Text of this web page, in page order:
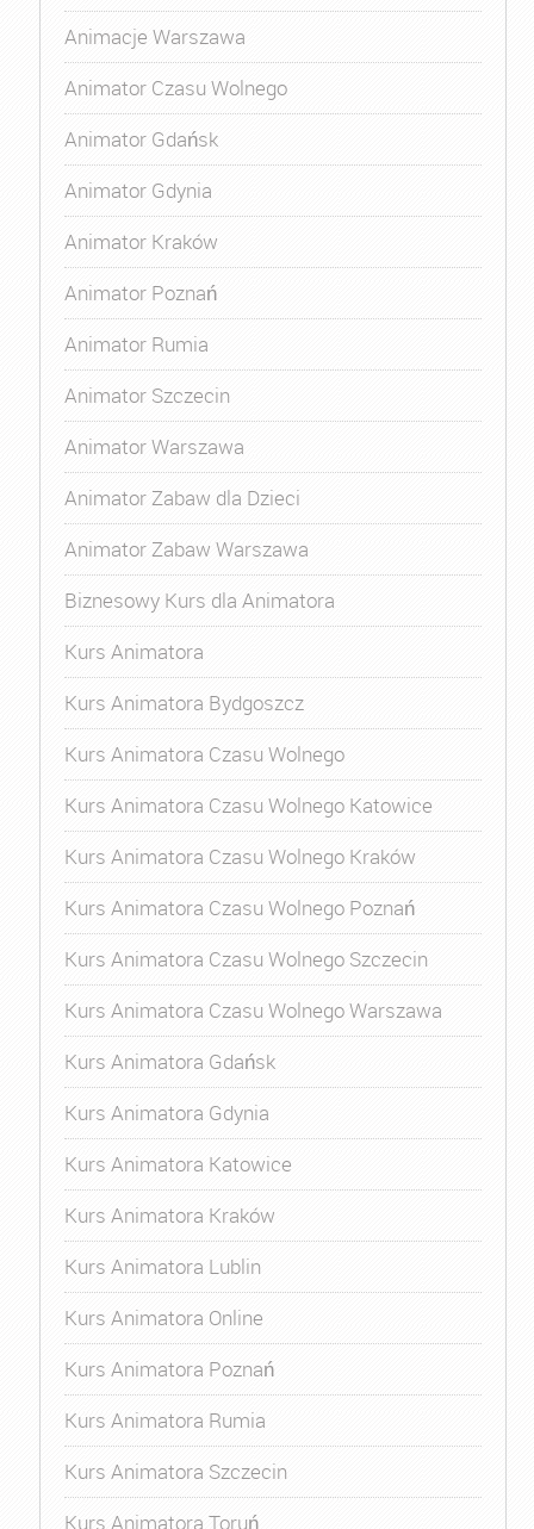
Animacje Warszawa
Animator Czasu Wolnego
Animator Gdańsk
Animator Gdynia
Animator Kraków
Animator Poznań
Animator Rumia
Animator Szczecin
Animator Warszawa
Animator Zabaw dla Dzieci
Animator Zabaw Warszawa
Biznesowy Kurs dla Animatora
Kurs Animatora
Kurs Animatora Bydgoszcz
Kurs Animatora Czasu Wolnego
Kurs Animatora Czasu Wolnego Katowice
Kurs Animatora Czasu Wolnego Kraków
Kurs Animatora Czasu Wolnego Poznań
Kurs Animatora Czasu Wolnego Szczecin
Kurs Animatora Czasu Wolnego Warszawa
Kurs Animatora Gdańsk
Kurs Animatora Gdynia
Kurs Animatora Katowice
Kurs Animatora Kraków
Kurs Animatora Lublin
Kurs Animatora Online
Kurs Animatora Poznań
Kurs Animatora Rumia
Kurs Animatora Szczecin
Kurs Animatora Toruń